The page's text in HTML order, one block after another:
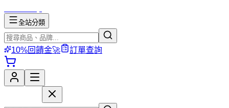
全站分類
10%回饋金🚀 訂單查詢